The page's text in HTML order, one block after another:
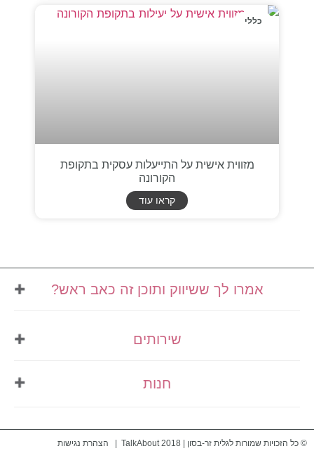
כללי
מזווית אישית על התייעלות עסקית בתקופת
הקורונה
קראו עוד
חנות
תנאי שימוש
שירותים
תוכן ובניית אתרים
מיתוג ועיצוב גרפי
כרטיס ביקור דיגיטלי
אמרו לך ששיווק ותוכן זה כאב ראש?
מתנות גרפיות מעוצבות, כי מגיע לך גם ליהנות מהדרך
© כל הזכויות שמורות לגלית זר-בסון | TalkAbout 2018 | הצהרת נגישות